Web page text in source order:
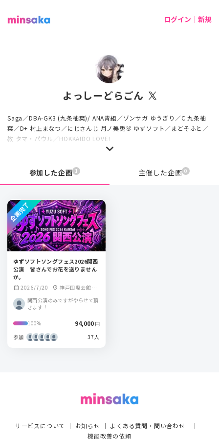
ログイン｜新規
よっしーどらごん
Saga／DBA-GK3 (九条柚葉)/ ANA青組／ゾンサガ ゆうぎり／C 九条柚
葉／D+ 村上まなつ／にじさんじ 月ノ美兎🐰 ゆずソフト／まどそふと／
教 タマ・パウル／HOKKAIDO LOVE!
参加した企画 1 主催した企画 0
ゆずソフトソングフェス2026関西
公演 皆さんでお花を送りません
か。
calendar_month 2026/7/20 location_on 神戸国際会館こ
関西公演のみですがやらせて頂
きます！
100% 94,000円
参加
37人
企画完了
サービスについて ｜ お知らせ ｜ よくある質問・問い合わせ ｜
機能改善の依頼